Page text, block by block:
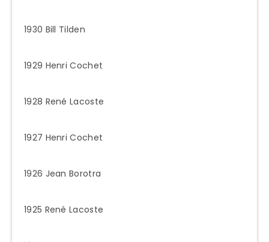
1930 Bill Tilden
1929 Henri Cochet
1928 René Lacoste
1927 Henri Cochet
1926 Jean Borotra
1925 René Lacoste